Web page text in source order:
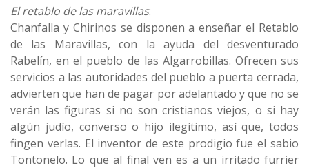
El retablo de las maravillas:
Chanfalla y Chirinos se disponen a enseñar el Retablo
de las Maravillas, con la ayuda del desventurado
Rabelín, en el pueblo de las Algarrobillas. Ofrecen sus
servicios a las autoridades del pueblo a puerta cerrada,
advierten que han de pagar por adelantado y que no se
verán las figuras si no son cristianos viejos, o si hay
algún judío, converso o hijo ilegítimo, así que, todos
fingen verlas. El inventor de este prodigio fue el sabio
Tontonelo. Lo que al final ven es a un irritado furrier